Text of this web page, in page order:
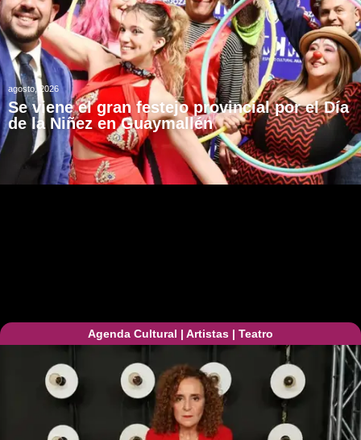
agosto, 2026
Se viene el gran festejo provincial por el Día
de la Niñez en Guaymallén
Agenda Cultural | Artistas | Teatro